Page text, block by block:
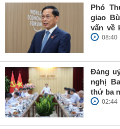
Phó
giao
vấn về
Trung
08:40
Đảng
nghị
thứ ba
02:44